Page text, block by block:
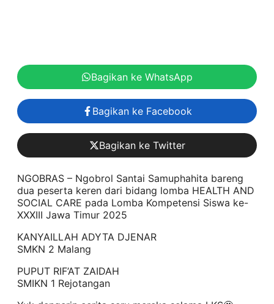
Bagikan ke WhatsApp
Bagikan ke Facebook
Bagikan ke Twitter
NGOBRAS – Ngobrol Santai Samuphahita bareng
dua peserta keren dari bidang lomba HEALTH AND
SOCIAL CARE pada Lomba Kompetensi Siswa ke-
XXXIII Jawa Timur 2025
KANYAILLAH ADYTA DJENAR
SMKN 2 Malang
PUPUT RIF’AT ZAIDAH
SMIKN 1 Rejotangan